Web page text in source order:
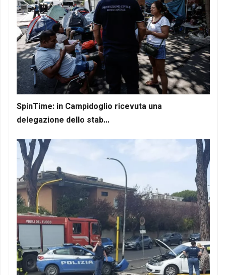
SpinTime: in Campidoglio ricevuta una
delegazione dello stab...